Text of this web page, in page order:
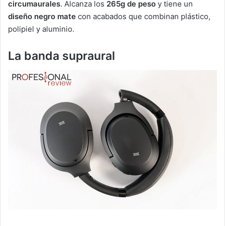
circumaurales. Alcanza los 265g de peso y tiene un
diseño negro mate con acabados que combinan plástico,
polipiel y aluminio.
La banda supraural